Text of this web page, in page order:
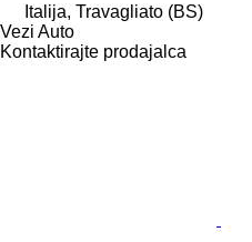
Italija, Travagliato (BS)
Vezi Auto
Kontaktirajte prodajalca